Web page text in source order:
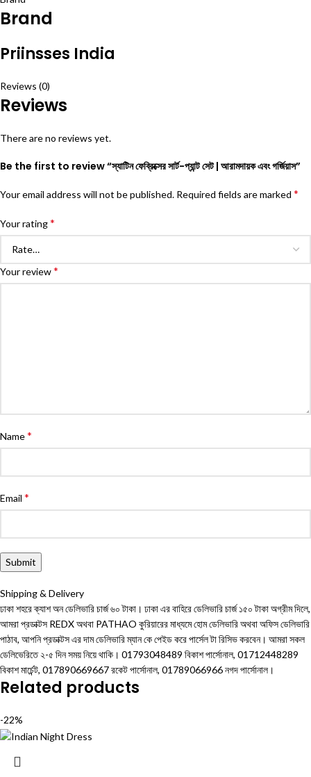
Brand
Priinsses India
Reviews (0)
Reviews
There are no reviews yet.
Be the first to review “স্যাটিন ফেব্রিক্সের সার্ট-প্যান্ট সেট | আরামদায়ক এবং গর্জিয়াস”
Your email address will not be published. Required fields are marked *
Your rating*
Your review*
Name*
Email *
Shipping & Delivery
ঢাকা শহরে ক্যাশ অন ডেলিভারি চার্জ ৬০ টাকা। ঢাকা এর বাহিরে ডেলিভারি চার্জ ১৫০ টাকা অগ্রীম দিলে,
আমরা প্রডাক্টস REDX অথবা PATHAO কুরিয়ারের মাধ্যমে হোম ডেলিভারি অথবা অফিস ডেলিভারি
পাঠাব, আপনি প্রডাক্টস এর দাম ডেলিভারি ম্যান কে পেইড করে পার্সেল টা রিসিভ করবেন। আমরা সকল
ডেলিভেরিতে ২-৫ দিন সময় নিয়ে থাকি। 01793048489 বিকাশ পার্সোনাল, 01712448289
বিকাশ মার্চেন্ট, 017890669667 রকেট পার্সোনাল, 01789066966 নগদ পার্সোনাল।
Related products
-22%